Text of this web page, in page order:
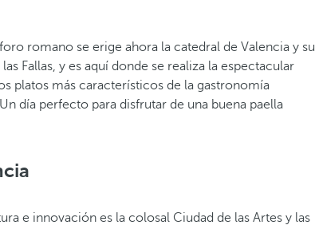
romano se erige ahora la catedral de Valencia y su
Fallas, y es aquí donde se realiza la espectacular
platos más característicos de la gastronomía
día perfecto para disfrutar de una buena paella
e innovación es la colosal Ciudad de las Artes y las